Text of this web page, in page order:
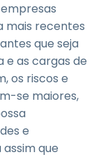
mais recentes
que seja
e as cargas de
os riscos e
se maiores,
e
que